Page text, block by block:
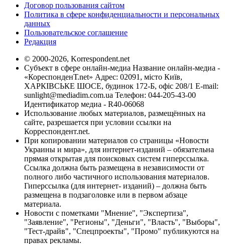
Договор пользования сайтом
Политика в сфере конфиденциальности и персональных
данных
Пользовательское соглашение
Редакция
© 2000-2026, Korrespondent.net
Субъект в сфере онлайн-медиа Название онлайн-медиа -
«КореспонденТ.net» Адрес: 02091, місто Київ,
ХАРКІВСЬКЕ ШОСЕ, будинок 172-Б, офіс 208/1 E-mail:
sunlight@mediadim.com.ua Телефон: 044-205-43-00
Идентификатор медиа - R40-06068
Использование любых материалов, размещённых на
сайте, разрешается при условии ссылки на
Корреспондент.net.
При копировании материалов со страницы «Новости
Украины и мира», для интернет-изданий – обязательна
прямая открытая для поисковых систем гиперссылка.
Ссылка должна быть размещена в независимости от
полного либо частичного использования материалов.
Гиперссылка (для интернет- изданий) – должна быть
размещена в подзаголовке или в первом абзаце
материала.
Новости с пометками "Мнение", "Экспертиза",
"Заявление", "Регионы", "Деньги", "Власть", "Выборы",
"Тест-драйв", "Спецпроекты", "Промо" публикуются на
правах рекламы.